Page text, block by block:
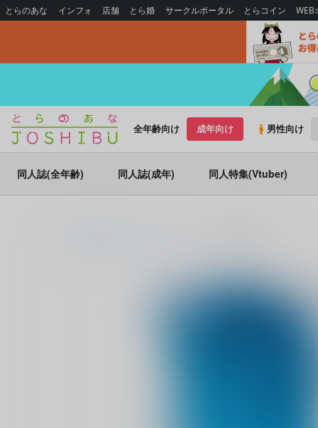
とらのあな インフォ 店舗 とら婚 サークルポータル とらコイン WEB
全年齢向け 成年向け 男性向け
同人誌(全年齢) 同人誌(成年) 同人特集(Vtuber)